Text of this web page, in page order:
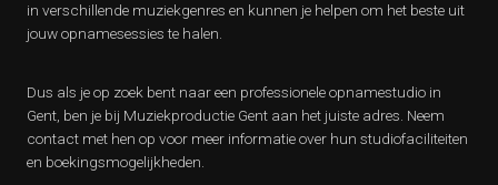
in verschillende muziekgenres en kunnen je helpen om het beste uit
jouw opnamesessies te halen.
Dus als je op zoek bent naar een professionele opnamestudio in
Gent, ben je bij Muziekproductie Gent aan het juiste adres. Neem
contact met hen op voor meer informatie over hun studiofaciliteiten
en boekingsmogelijkheden.